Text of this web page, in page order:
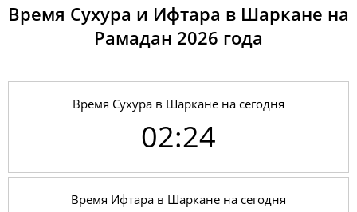
Время Сухура и Ифтара в Шаркане на
Рамадан 2026 годa
Время Сухура в Шаркане на сегодня
02:24
Время Ифтара в Шаркане на сегодня